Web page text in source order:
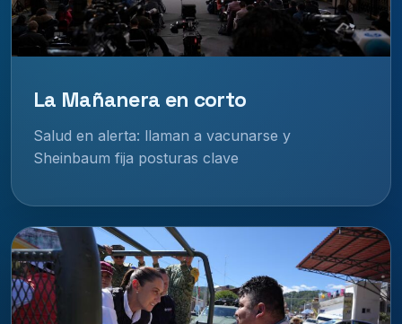
La Mañanera en corto
Salud en alerta: llaman a vacunarse y
Sheinbaum fija posturas clave